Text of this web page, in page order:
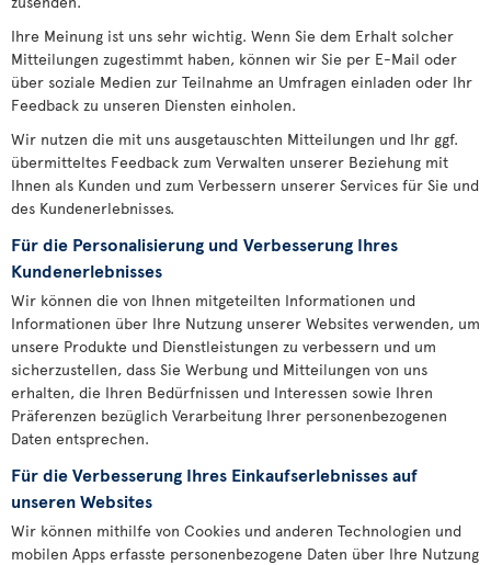
Ihre Meinung ist uns sehr wichtig. Wenn Sie dem Erhalt solcher
Mitteilungen zugestimmt haben, können wir Sie per E-Mail oder
über soziale Medien zur Teilnahme an Umfragen einladen oder Ihr
Feedback zu unseren Diensten einholen.
Wir nutzen die mit uns ausgetauschten Mitteilungen und Ihr ggf.
übermitteltes Feedback zum Verwalten unserer Beziehung mit
Ihnen als Kunden und zum Verbessern unserer Services für Sie und
des Kundenerlebnisses.
Für die Personalisierung und Verbesserung Ihres
Kundenerlebnisses
Wir können die von Ihnen mitgeteilten Informationen und
Informationen über Ihre Nutzung unserer Websites verwenden, um
unsere Produkte und Dienstleistungen zu verbessern und um
sicherzustellen, dass Sie Werbung und Mitteilungen von uns
erhalten, die Ihren Bedürfnissen und Interessen sowie Ihren
Präferenzen bezüglich Verarbeitung Ihrer personenbezogenen
Daten entsprechen.
Für die Verbesserung Ihres Einkaufserlebnisses auf
unseren Websites
Wir können mithilfe von Cookies und anderen Technologien und
mobilen Apps erfasste personenbezogene Daten über Ihre Nutzung